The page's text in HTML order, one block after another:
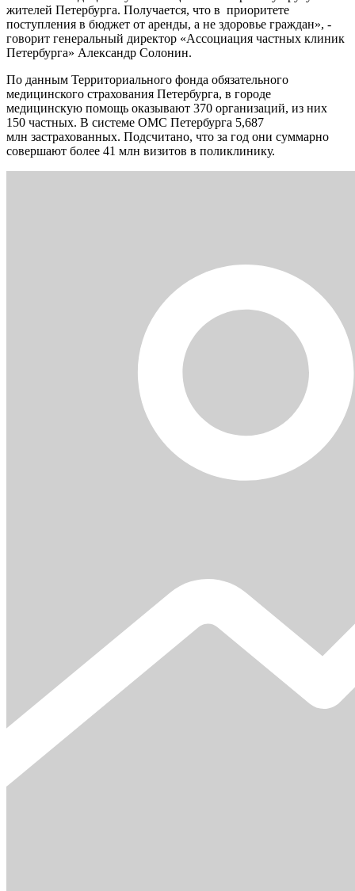
жителей Петербурга. Получается, что в приоритете
поступления в бюджет от аренды, а не здоровье граждан», -
говорит генеральный директор «Ассоциация частных клиник
Петербурга» Александр Солонин.
По данным Территориального фонда обязательного
медицинского страхования Петербурга, в городе
медицинскую помощь оказывают 370 организаций, из них
150 частных. В системе ОМС Петербурга 5,687
млн застрахованных. Подсчитано, что за год они суммарно
совершают более 41 млн визитов в поликлинику.